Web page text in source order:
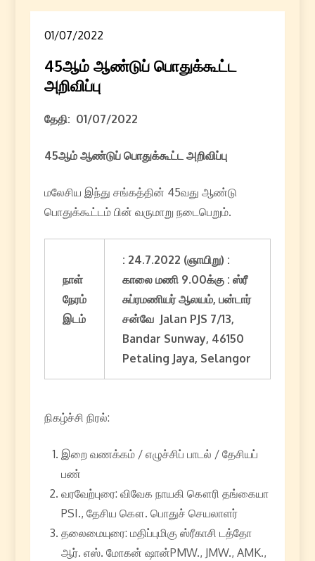
01/07/2022
45ஆம் ஆண்டுப் பொதுக்கூட்ட
அறிவிப்பு
தேதி: 01/07/2022
45ஆம் ஆண்டுப் பொதுக்கூட்ட அறிவிப்பு
மலேசிய இந்து சங்கத்தின் 45வது ஆண்டு
பொதுக்கூட்டம் பின் வருமாறு நடைபெறும்.
நாள்
நேரம்
இடம்
: 24.7.2022 (ஞாயிறு) :
காலை மணி 9.00க்கு : ஸ்ரீ
சுப்ரமணியர் ஆலயம், பன்டார்
சன்வே Jalan PJS 7/13,
Bandar Sunway, 46150
Petaling Jaya, Selangor
நிகழ்ச்சி நிரல்:
இறை வணக்கம் / எழுச்சிப் பாடல் / தேசியப்
பண்
வரவேற்புரை: விவேக நாயகி கௌரி தங்கையா
PSI., தேசிய கௌ. பொதுச் செயலாளர்
தலைமையுரை: மதிப்புமிகு ஸ்ரீகாசி டத்தோ
ஆர். எஸ். மோகன் ஷான்PMW., JMW., AMK.,